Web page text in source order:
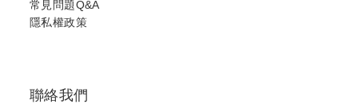
常見問題Q&A
隱私權政策
聯絡我們